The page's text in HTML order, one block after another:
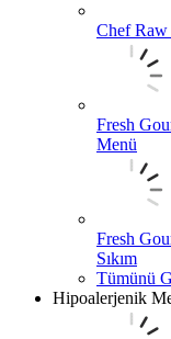
Chef
Fresh
Menü
Fresh
Sıkım
Tümünü
Hipoalerjenik